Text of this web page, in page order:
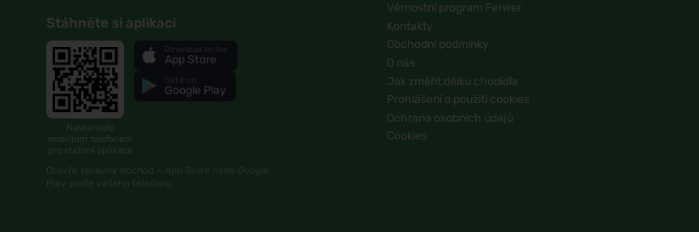
Stáhněte si aplikaci
Naskenujte
mobilním telefonem
pro stažení aplikace
App Store
Google Play
Otevře správný obchod – App Store nebo Google
Play podle vašeho telefonu.
Věrnostní program Ferwer
Kontakty
Obchodní podmínky
O nás
Jak změřit délku chodidla
Prohlášení o použití cookies
Ochrana osobních údajů
Cookies